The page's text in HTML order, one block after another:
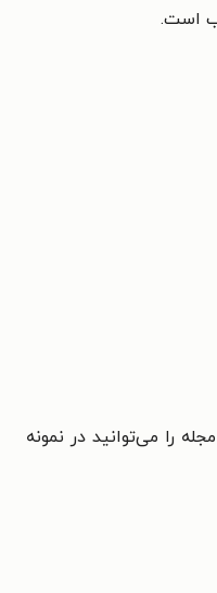
است.
را می‌توانید در نمونه